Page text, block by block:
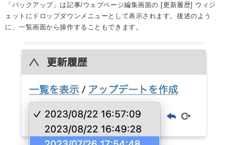
「バックアップ」は記事/ウェブページ編集画面の [更新履歴] ウィジ
ェットにドロップダウンメニューとして表示されます。後述のよう
に、一覧画面から操作することもできます。